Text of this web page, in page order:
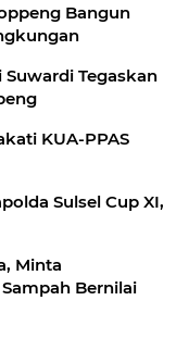
Bangun
Tegaskan
KUA-PPAS
Sulsel Cup XI,
Minta
Bernilai